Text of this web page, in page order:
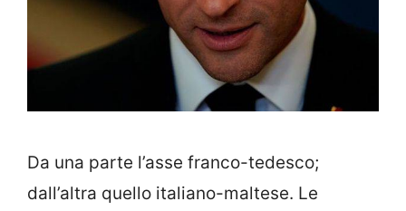
Da una parte l’asse franco-tedesco;
dall’altra quello italiano-maltese. Le